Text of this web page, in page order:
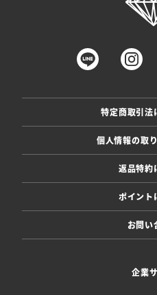
特定商取引法
個人情報の取
返品特約
ポイント
お問い
企業